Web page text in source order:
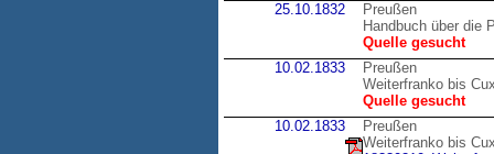
25.10.1832
Preußen
Handbuch über die
Quelle gesucht
10.02.1833
Preußen
Weiterfranko bis
Quelle gesucht
10.02.1833
Preußen
Weiterfranko bis